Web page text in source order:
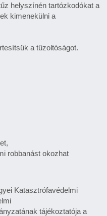
helyszínén tartózkodókat a
kimenekülni a
a tűzoltóságot.
robbanást okozhat
Katasztrófavédelmi
tájékoztatója a